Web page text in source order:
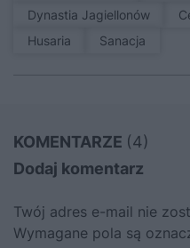
Dynastia Jagiellonów
Husaria
sanacja
KOMENTARZE (4)
Dodaj komentarz
Twój adres e-mail nie
Wymagane pola są